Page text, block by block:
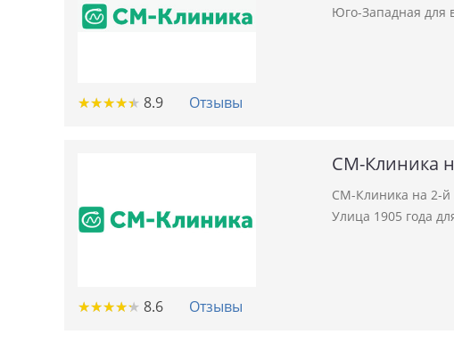
★★★★★
★★★★★ 8.9 Отзывы
Юго-Западная для
★★★★★
★★★★★ 8.6 Отзывы
СМ-Клиника
СМ-Клиника на 2-й
Улица 1905 года